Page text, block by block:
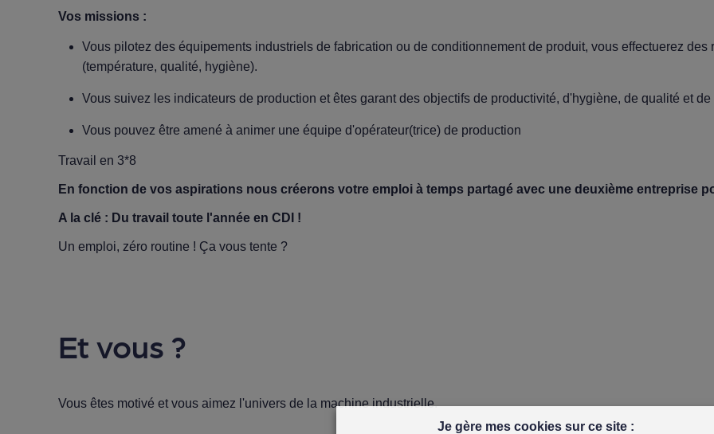
Vos missions :
Vous pilotez des équipements industriels de fabrication ou de conditionnement de produit, vous effectuerez
(température, qualité, hygiène).
Vous suivez les indicateurs de production et êtes garant des objectifs de productivité, d'hygiène, de qualité et de
Vous pouvez être amené à animer une équipe d'opérateur(trice) de production
Travail en 3*8
En fonction de vos aspirations nous créerons votre emploi à temps partagé avec une deuxième entreprise
A la clé : Du travail toute l'année en CDI !
Un emploi, zéro routine ! Ça vous tente ?
Et vous ?
Vous êtes motivé et vous aimez l'univers de la machine industrielle.
Je gère mes cookies sur ce site :